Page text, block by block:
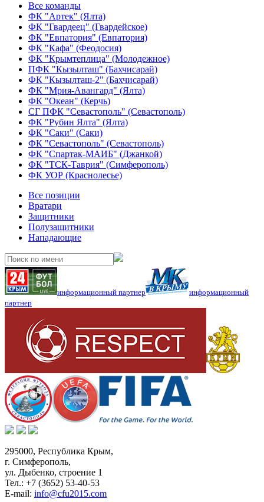
Все команды
ФК "Артек" (Ялта)
ФК "Гвардеец" (Гвардейское)
ФК "Евпатория" (Евпатория)
ФК "Кафа" (Феодосия)
ФК "Крымтеплица" (Молодежное)
ПФК "Кызылташ" (Бахчисарай)
ФК "Кызылташ-2" (Бахчисарай)
ФК "Мрия-Авангард" (Ялта)
ФК "Океан" (Керчь)
СГ ПФК "Севастополь" (Севастополь)
ФК "Рубин Ялта" (Ялта)
ФК "Саки" (Саки)
ФК "Севастополь" (Севастополь)
ФК "Спартак-МАИБ" (Джанкой)
ФК "ТСК-Таврия" (Симферополь)
ФК УОР (Краснолесье)
Все позиции
Вратари
Защитники
Полузащитники
Нападающие
информационный партнер
информационный
партнер
295000, Республика Крым,
г. Симферополь,
ул. Дыбенко, строение 1
Тел.: +7 (3652) 53-40-53
E-mail: info@cfu2015.com